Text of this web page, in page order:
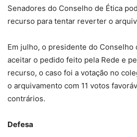
Senadores do Conselho de Ética
recurso para tentar reverter o
Em julho, o presidente do Conselho
aceitar o pedido feito pela Rede e
recurso, o caso foi a votação no
o arquivamento com 11 votos
contrários.
Defesa